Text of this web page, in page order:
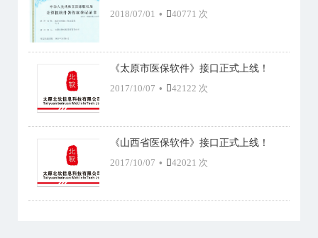
2018/07/01 • 40771 次
《太原市医保软件》接口正式上线！
2017/10/07 • 42122 次
《山西省医保软件》接口正式上线！
2017/10/07 • 42021 次